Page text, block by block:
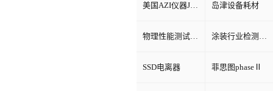
美国AZI仪器Jerome环境检测仪器 岛津设备耗材
物理性能测试仪器 涂装行业检测设备
SSD电离器 菲思图phaseⅡ